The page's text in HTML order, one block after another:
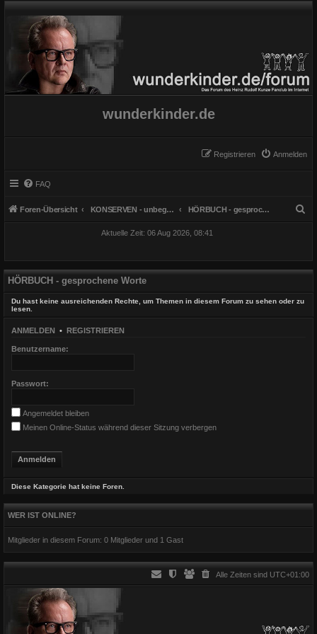
wunderkinder.de
Anmelden
Registrieren
FAQ
Foren-Übersicht KONSERVEN - unbegrenzt haltbar HÖRBUCH - gesprochene Worte
Aktuelle Zeit: 06 Aug 2026, 08:41
HÖRBUCH - gesprochene Worte
Du hast keine ausreichenden Rechte, um Themen in diesem Forum zu sehen oder zu
lesen.
ANMELDEN • REGISTRIEREN
Benutzername:
Passwort:
Angemeldet bleiben
Meinen Online-Status während dieser Sitzung verbergen
Diese Kategorie hat keine Foren.
WER IST ONLINE?
Mitglieder in diesem Forum: 0 Mitglieder und 1 Gast
Alle Zeiten sind UTC+01:00